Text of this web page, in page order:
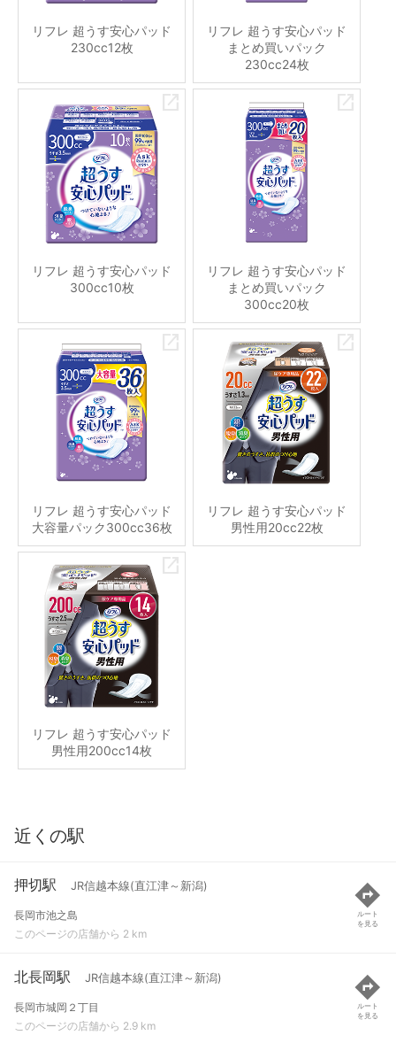
リフレ 超うす安心パッド
230cc12枚
リフレ 超うす安心パッド
まとめ買いパック
230cc24枚
リフレ 超うす安心パッド
300cc10枚
リフレ 超うす安心パッド
まとめ買いパック
300cc20枚
リフレ 超うす安心パッド
大容量パック300cc36枚
リフレ 超うす安心パッド
男性用20cc22枚
リフレ 超うす安心パッド
男性用200cc14枚
近くの駅
押切駅 JR信越本線(直江津～新潟)
長岡市池之島
このページの店舗から 2 km
ルート
を見る
北長岡駅 JR信越本線(直江津～新潟)
長岡市城岡２丁目
このページの店舗から 2.9 km
ルート
を見る